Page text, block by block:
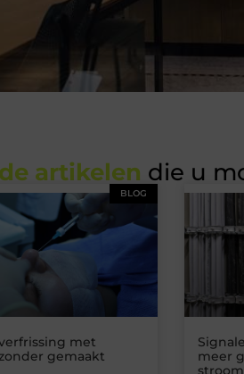
artikelen die u
BLOG
met
gemaakt
meer